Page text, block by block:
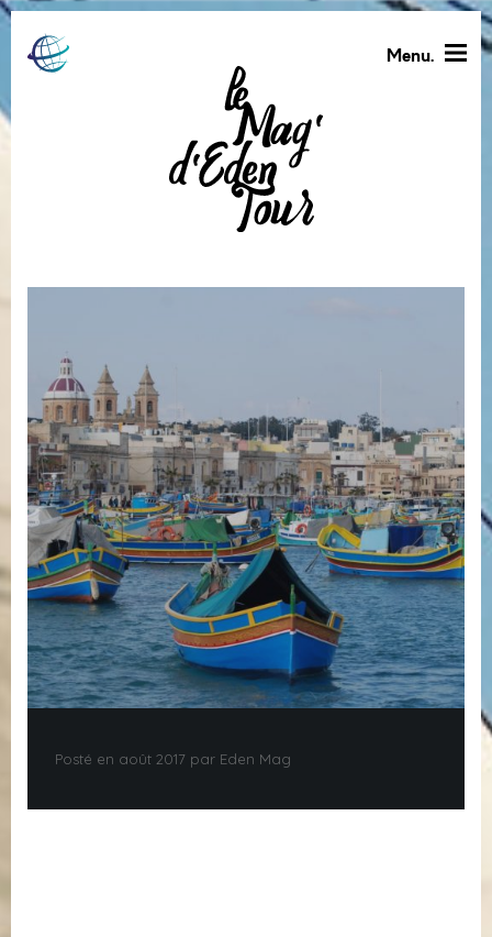
Menu.
Posté en août 2017 par Eden Mag